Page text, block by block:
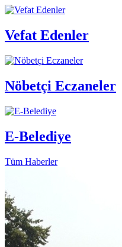
Vefat Edenler
Nöbetçi Eczaneler
E-Belediye
Tüm Haberler